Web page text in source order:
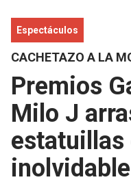
Espectáculos
CACHETAZO A LA
Premios
Milo J
estatuillas
inolvidable